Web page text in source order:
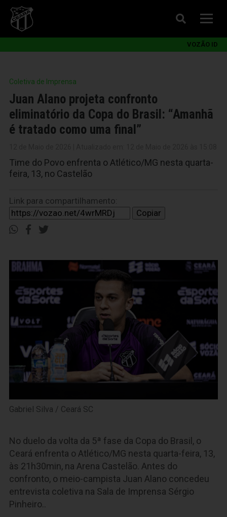
VOZÃO ID
Coletiva de Imprensa
Juan Alano projeta confronto
eliminatório da Copa do Brasil: “Amanhã
é tratado como uma final”
Time do Povo enfrenta o Atlético/MG nesta quarta-
feira, 13, no Castelão
Link para compartilhamento:
Copiar
Gabriel Silva / Ceará SC
No duelo da volta da 5ª fase da Copa do Brasil, o
Ceará enfrenta o Atlético/MG nesta quarta-feira, 13,
às 21h30min, na Arena Castelão. Antes do
confronto, o meio-campista Juan Alano concedeu
entrevista coletiva na Sala de Imprensa Sérgio
Pinheiro..